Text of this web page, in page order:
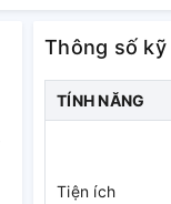
Thông số
TÍNH NĂNG
Tiện ích